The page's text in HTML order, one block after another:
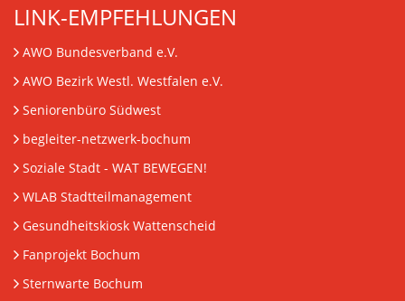
LINK-EMPFEHLUNGEN
AWO Bundesverband e.V.
AWO Bezirk Westl. Westfalen e.V.
Seniorenbüro Südwest
begleiter-netzwerk-bochum
Soziale Stadt - WAT BEWEGEN!
WLAB Stadtteilmanagement
Gesundheitskiosk Wattenscheid
Fanprojekt Bochum
Sternwarte Bochum